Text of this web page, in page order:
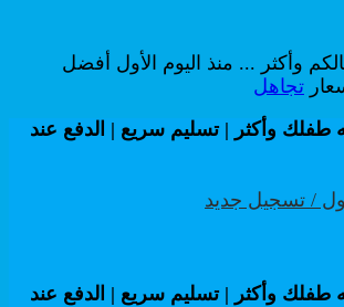
وأكثر ... منذ اليوم الأول أفضل
تجاهل
طفلك وأكثر | تسليم سريع | الدفع عند
/ تسجيل جديد
طفلك وأكثر | تسليم سريع | الدفع عند